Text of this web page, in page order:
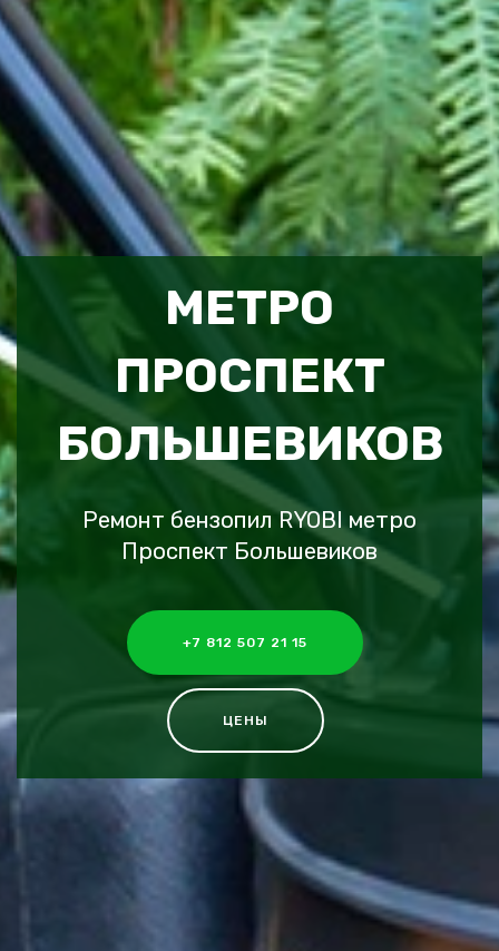
МЕТРО
ПРОСПЕКТ
БОЛЬШЕВИКОВ
Ремонт бензопил RYOBI метро
Проспект Большевиков
+7 812 507 21 15
ЦЕНЫ